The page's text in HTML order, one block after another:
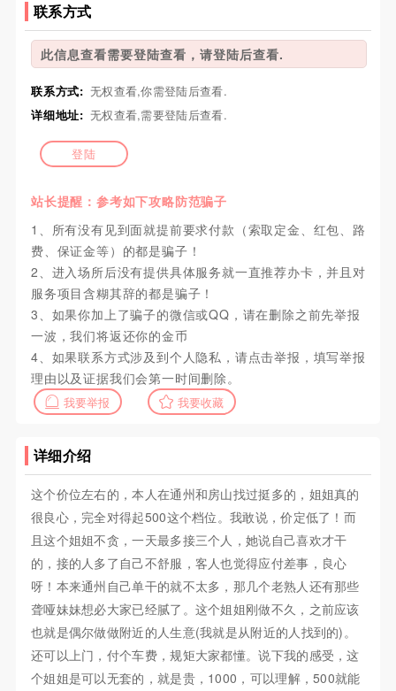
联系方式
此信息查看需要登陆查看，请登陆后查看.
联系方式: 无权查看,你需登陆后查看.
详细地址: 无权查看,需要登陆后查看.
登陆
站长提醒：参考如下攻略防范骗子
1、所有没有见到面就提前要求付款（索取定金、红包、路
费、保证金等）的都是骗子！
2、进入场所后没有提供具体服务就一直推荐办卡，并且对
服务项目含糊其辞的都是骗子！
3、如果你加上了骗子的微信或QQ，请在删除之前先举报
一波，我们将返还你的金币
4、如果联系方式涉及到个人隐私，请点击举报，填写举报
理由以及证据我们会第一时间删除。
我要举报 我要收藏
详细介绍
这个价位左右的，本人在通州和房山找过挺多的，姐姐真的
很良心，完全对得起500这个档位。我敢说，价定低了！而
且这个姐姐不贪，一天最多接三个人，她说自己喜欢才干
的，接的人多了自己不舒服，客人也觉得应付差事，良心
呀！本来通州自己单干的就不太多，那几个老熟人还有那些
聋哑妹妹想必大家已经腻了。这个姐姐刚做不久，之前应该
也就是偶尔做做附近的人生意(我就是从附近的人找到的)。
还可以上门，付个车费，规矩大家都懂。说下我的感受，这
个姐姐是可以无套的，就是贵，1000，可以理解，500就能